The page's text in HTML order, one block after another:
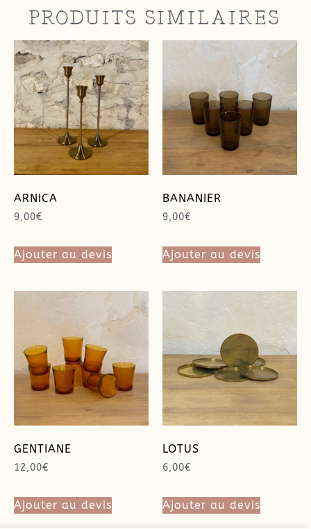
PRODUITS SIMILAIRES
ARNICA
9,00€
Ajouter au devis
BANANIER
9,00€
Ajouter au devis
GENTIANE
12,00€
Ajouter au devis
LOTUS
6,00€
Ajouter au devis